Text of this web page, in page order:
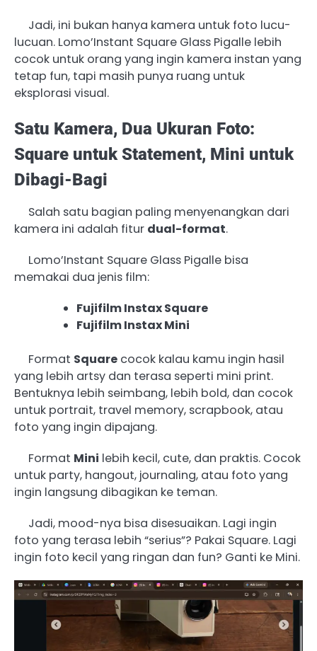
Jadi, ini bukan hanya kamera untuk foto lucu-
lucuan. Lomo’Instant Square Glass Pigalle lebih
cocok untuk orang yang ingin kamera instan yang
tetap fun, tapi masih punya ruang untuk
eksplorasi visual.
Satu Kamera, Dua Ukuran Foto:
Square untuk Statement, Mini untuk
Dibagi-Bagi
Salah satu bagian paling menyenangkan dari
kamera ini adalah fitur dual-format.
Lomo’Instant Square Glass Pigalle bisa
memakai dua jenis film:
Fujifilm Instax Square
Fujifilm Instax Mini
Format Square cocok kalau kamu ingin hasil
yang lebih artsy dan terasa seperti mini print.
Bentuknya lebih seimbang, lebih bold, dan cocok
untuk portrait, travel memory, scrapbook, atau
foto yang ingin dipajang.
Format Mini lebih kecil, cute, dan praktis. Cocok
untuk party, hangout, journaling, atau foto yang
ingin langsung dibagikan ke teman.
Jadi, mood-nya bisa disesuaikan. Lagi ingin
foto yang terasa lebih “serius”? Pakai Square. Lagi
ingin foto kecil yang ringan dan fun? Ganti ke Mini.